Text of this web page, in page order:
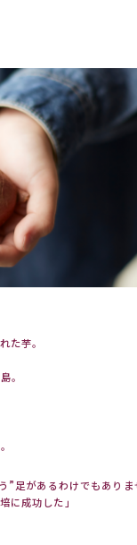
た芋。
。
”足があるわけでもありま
に成功した」